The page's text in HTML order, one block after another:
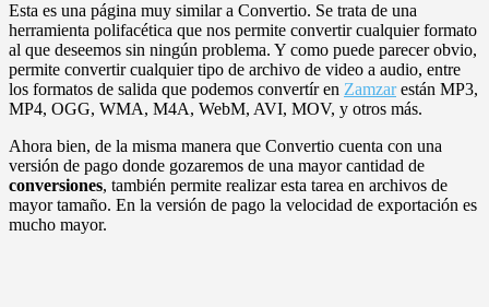
Esta es una página muy similar a Convertio. Se trata de una
herramienta polifacética que nos permite convertir cualquier formato
al que deseemos sin ningún problema. Y como puede parecer obvio,
permite convertir cualquier tipo de archivo de video a audio, entre
los formatos de salida que podemos convertír en Zamzarestán MP3,
MP4, OGG, WMA, M4A, WebM, AVI, MOV, y otros más.
Ahora bien, de la misma manera que Convertio cuenta con una
versión de pago donde gozaremos de una mayor cantidad de
conversiones, también permite realizar esta tarea en archivos de
mayor tamaño. En la versión de pago la velocidad de exportación es
mucho mayor.